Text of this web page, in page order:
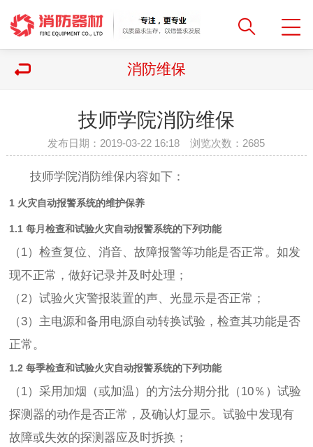
消防维保
技师学院消防维保
发布日期：2019-03-22 16:18 浏览次数： 2685
技师学院消防维保内容如下：
1 火灾自动报警系统的维护保养
1.1 每月检查和试验火灾自动报警系统的下列功能
（1）检查复位、消音、故障报警等功能是否正常。如发
现不正常，做好记录并及时处理；
（2）试验火灾警报装置的声、光显示是否正常；
（3）主电源和备用电源自动转换试验，检查其功能是否
正常。
1.2 每季检查和试验火灾自动报警系统的下列功能
（1）采用加烟（或加温）的方法分期分批（10％）试验
探测器的动作是否正常，及确认灯显示。试验中发现有
故障或失效的探测器应及时拆换；